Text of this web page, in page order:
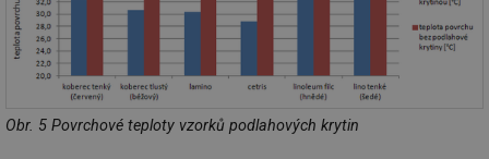
Obr. 5 Povrchové teploty vzorků podlahových krytin